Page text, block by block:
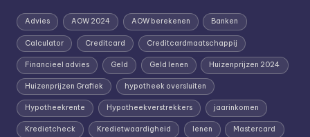
Advies AOW 2024 AOW berekenen Banken
Calculator Creditcard Creditcardmaatschappij
Financieel advies Geld Geld lenen Huizenprijzen 2024
Huizenprijzen Grafiek hypotheek oversluiten
Hypotheekrente Hypotheekverstrekkers jaarinkomen
Kredietcheck Kredietwaardigheid lenen Mastercard